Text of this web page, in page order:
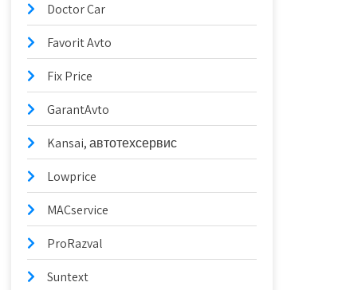
Doctor Car
Favorit Avto
Fix Price
GarantAvto
Kansai, автотехсервис
Lowprice
MACservice
ProRazval
Suntext